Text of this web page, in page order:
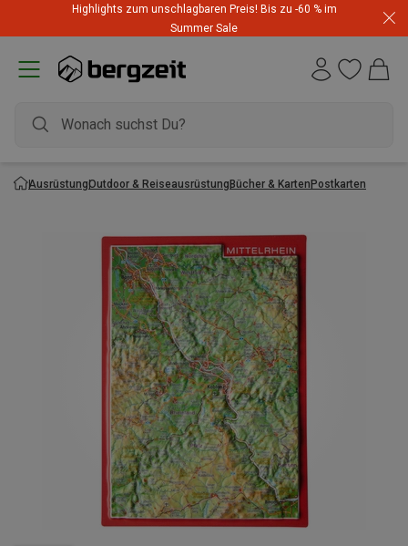
Highlights zum unschlagbaren Preis! Bis zu -60 % im
Summer Sale
AusrüstungOutdoor & ReiseausrüstungBücher & KartenPostkarten